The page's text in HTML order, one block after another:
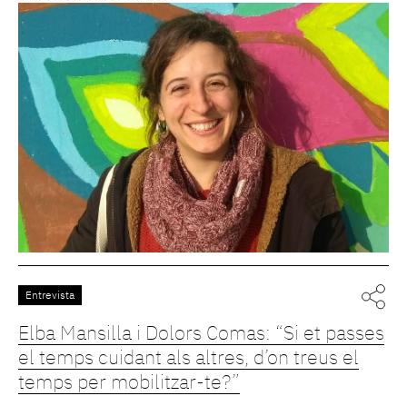
Entrevista
Elba Mansilla i Dolors Comas: “Si et passes
el temps cuidant als altres, d’on treus el
temps per mobilitzar-te?”